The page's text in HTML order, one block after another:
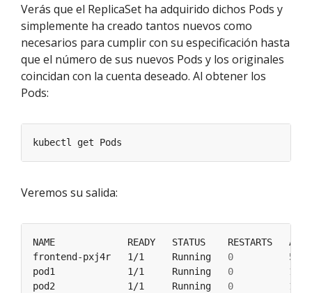
Verás que el ReplicaSet ha adquirido dichos Pods y
simplemente ha creado tantos nuevos como
necesarios para cumplir con su especificación hasta
que el número de sus nuevos Pods y los originales
coincidan con la cuenta deseado. Al obtener los
Pods:
Veremos su salida:
frontend-pxj4r   1/1     Running 0
pod1             1/1     Running 0
pod2             1/1     Running 0